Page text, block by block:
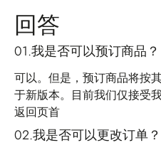
回答
01.我是否可以预订商品？
可以。但是，预订商品将按
于新版本。目前我们仅接受
返回页首
02.我是否可以更改订单？